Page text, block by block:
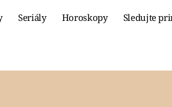
Seriály Horoskopy Sledujte